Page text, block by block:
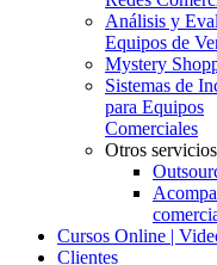
Análisis y
Equipos de
Mystery
Sistemas de
para Equipos
Comerciales
Otros servicios
Cursos Online |
Clientes